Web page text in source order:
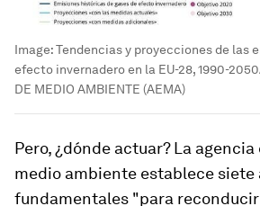
Image:Tendencias y proyecciones de las
efecto invernadero en la EU-28, 1990-
DE MEDIO AMBIENTE (AEMA)
Pero, ¿dónde actuar? La
medio ambiente establece siete
fundamentales "para